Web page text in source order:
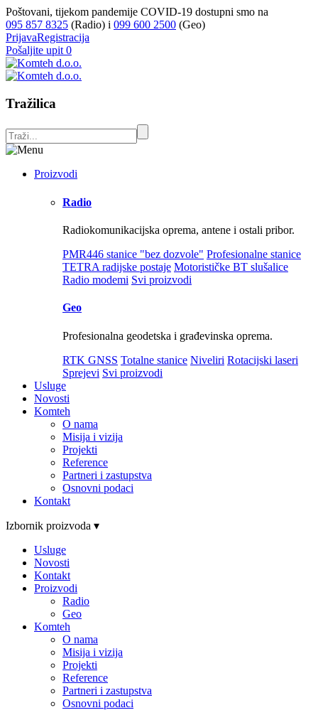
Poštovani, tijekom pandemije COVID-19 dostupni smo na
095 857 8325 (Radio) i 099 600 2500 (Geo)
PrijavaRegistracija
Pošaljite upit 0
Tražilica
Proizvodi
Radio
Radiokomunikacijska oprema, antene i ostali pribor.
PMR446 stanice "bez dozvole" Profesionalne stanice
TETRA radijske postaje Motorističke BT slušalice
Radio modemi Svi proizvodi
Geo
Profesionalna geodetska i građevinska oprema.
RTK GNSS Totalne stanice Niveliri Rotacijski laseri
Sprejevi Svi proizvodi
Usluge
Novosti
Komteh
O nama
Misija i vizija
Projekti
Reference
Partneri i zastupstva
Osnovni podaci
Kontakt
Izbornik proizvoda ▾
Usluge
Novosti
Kontakt
Proizvodi
Radio
Geo
Komteh
O nama
Misija i vizija
Projekti
Reference
Partneri i zastupstva
Osnovni podaci